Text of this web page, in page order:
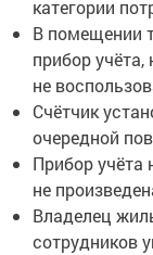
категории
В помещении
прибор
не
Счётчик
очередной
Прибор учёта
не
Владелец
сотрудников